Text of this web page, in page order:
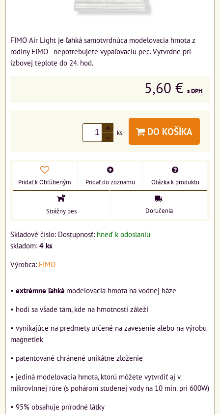
FIMO Air Light je ľahká samotvrdnúca modelovacia hmota z
rodiny FIMO - nepotrebujete vypaľovaciu pec. Vytvrdne pri
izbovej teplote do 24. hod.
5,60 € s DPH
ks DO KOŠÍKA
Pridať k Obľúbeným Pridať do zoznamu Otázka k produktu
Strážny pes Doručenia
Skladové číslo: Dostupnosť: hneď k odoslaniu
skladom: 4 ks
Výrobca: FIMO
• extrémne ľahká modelovacia hmota na vodnej báze
• hodí sa všade tam, kde na hmotnosti záleží
• vynikajúce na predmety určené na zavesenie alebo na výrobu
magnetiek
• patentované chránené unikátne zloženie
• jediná modelovacia hmota, ktorú môžete vytvrdiť aj v
mikrovlnnej rúre (s pohárom studenej vody na 10 min. pri 600W)
• 95% obsahuje prírodné látky